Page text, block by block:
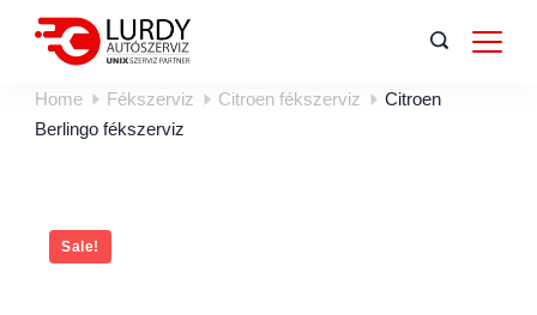
Home Fékszerviz Citroen fékszerviz
Citroen
Berlingo fékszerviz
Sale!